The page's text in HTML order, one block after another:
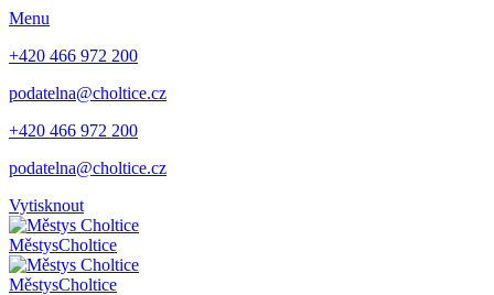
Menu
+420 466 972 200
podatelna@choltice.cz
+420 466 972 200
podatelna@choltice.cz
Vytisknout
MěstysCholtice
MěstysCholtice